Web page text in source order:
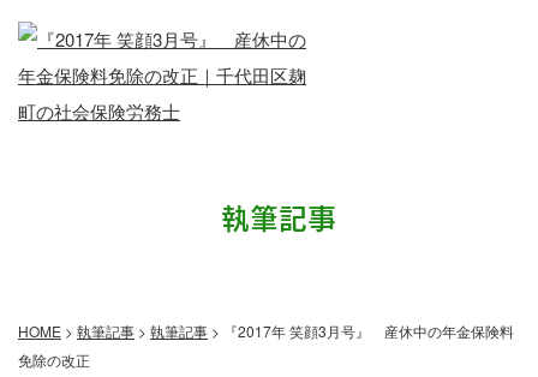
執筆記事
HOME > 執筆記事 > 執筆記事 >
『2017年 笑顔3月号』 産休中の年金保険料
免除の改正